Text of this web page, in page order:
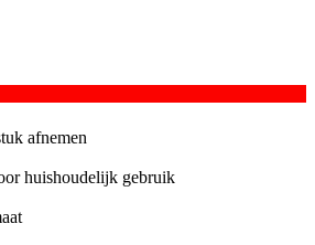
afnemen
huishoudelijk gebruik